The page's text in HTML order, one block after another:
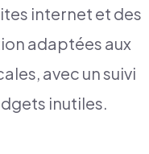
internet et des
adaptées aux
avec un suivi
inutiles.